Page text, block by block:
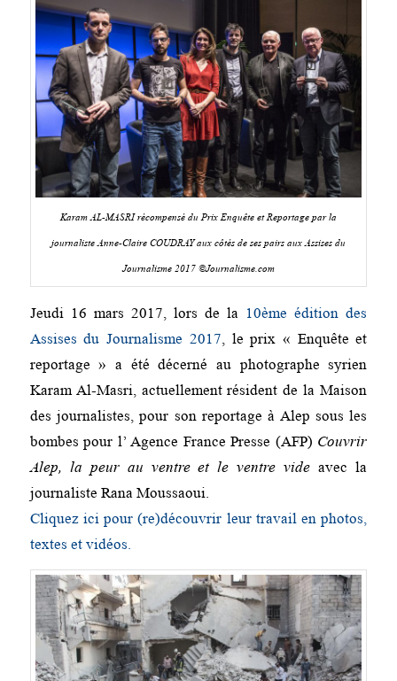
Karam AL-MASRI récompensé du Prix Enquête et Reportage par la
journaliste Anne-Claire COUDRAY aux côtés de ses pairs aux Assises du
Journalisme 2017 ©Journalisme.com
Jeudi 16 mars 2017, lors de la 10ème édition des
Assises du Journalisme 2017 , le prix « Enquête et
reportage » a été décerné au photographe syrien
Karam Al-Masri, actuellement résident de la Maison
des journalistes, pour son reportage à Alep sous les
bombes pour l’ Agence France Presse (AFP) Couvrir
Alep, la peur au ventre et le ventre vide avec la
journaliste Rana Moussaoui.
Cliquez ici pour (re)découvrir leur travail en photos,
textes et vidéos.